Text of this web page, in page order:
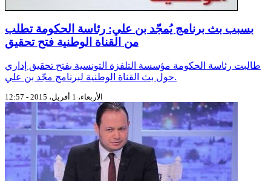
بسبب بث برنامج يُمجّد بن علي: رئاسة الحكومة تطلب
من القناة الوطنية فتح تحقيق
طالبت رئاسة الحكومة مؤسسة التلفزة التونسية بفتح تحقيق إداري
حول بث القناة الوطنية لبرنامج مجّد بن علي.
الأربعاء، 1 أفريل، 2015 - 12:57